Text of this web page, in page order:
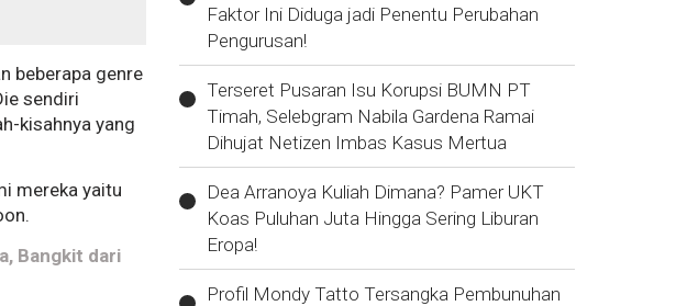
beberapa genre
sendiri
kisahnya yang
mereka yaitu
Bangkit dari
Faktor Ini Diduga jadi Penentu Perubahan
Pengurusan!
Terseret Pusaran Isu Korupsi BUMN PT
Timah, Selebgram Nabila Gardena Ramai
Dihujat Netizen Imbas Kasus Mertua
Dea Arranoya Kuliah Dimana? Pamer UKT
Koas Puluhan Juta Hingga Sering Liburan
Eropa!
Profil Mondy Tatto Tersangka Pembunuhan